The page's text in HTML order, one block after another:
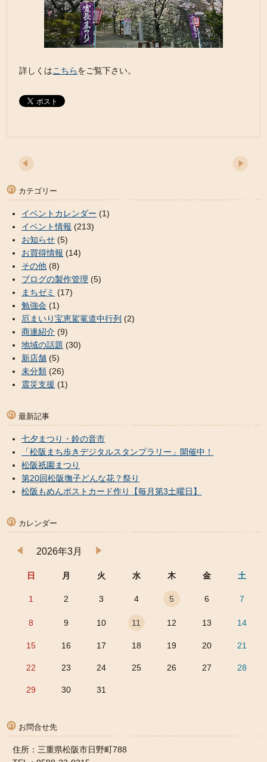
詳しくはこちらをご覧下さい。
カテゴリー
イベントカレンダー (1)
イベント情報 (213)
お知らせ (5)
お買得情報 (14)
その他 (8)
ブログの製作管理 (5)
まちゼミ (17)
勉強会 (1)
厄まいり宝恵駕篭道中行列 (2)
商連紹介 (9)
地域の話題 (30)
新店舗 (5)
未分類 (26)
震災支援 (1)
最新記事
七夕まつり・鈴の音市
「松阪まち歩きデジタルスタンプラリー」開催中！
松阪祇園まつり
第20回松阪撫子どんな花？祭り
松阪もめんポストカード作り【毎月第3土曜日】
カレンダー
2026年3月
日 月 火 水 木 金 土
1 2 3 4 5 6 7
8 9 10 11 12 13 14
15 16 17 18 19 20 21
22 23 24 25 26 27 28
29 30 31
お問合せ先
住所：三重県松阪市日野町788